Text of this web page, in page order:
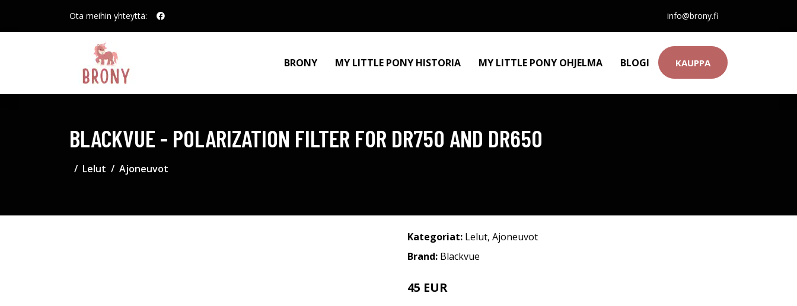
Ota meihin yhteyttä: info@brony.fi
BRONY MY LITTLE PONY HISTORIA MY LITTLE PONY OHJELMA BLOGI KAUPPA
BLACKVUE - POLARIZATION FILTER FOR DR750 AND DR650
Lelut Ajoneuvot
Kategoriat: Lelut, Ajoneuvot
Brand: Blackvue
45 EUR